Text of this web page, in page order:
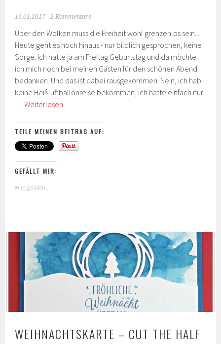
16.01.2017 2 Kommentare
Über den Wolken muss die Freiheit wohl grenzenlos sein...
Heute geht es hoch hinaus - nur bildlich gesprochen, keine
Sorge. Ich hatte ja am Freitag Geburtstag und da möchte
ich mich noch bei meinen Gästen für den schönen Abend
bedanken. Und das ist dabei rausgekommen: Nein, ich hab
keine Heißluftballonreise bekommen, ich hatte einfach nur
…Weiterlesen
den
Wolken
TEILE MEINEN BEITRAG AUF:
GEFÄLLT MIR:
Wird geladen...
WEIHNACHTSKARTE – CUT THE HALF